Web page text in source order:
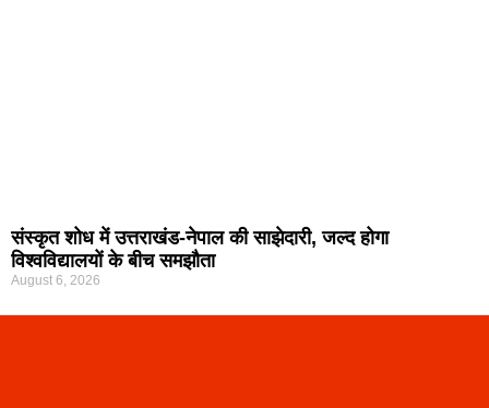
संस्कृत शोध में उत्तराखंड-नेपाल की साझेदारी, जल्द होगा
विश्वविद्यालयों के बीच समझौता
August 6, 2026